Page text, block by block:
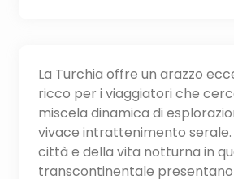
La Turchia offre un arazzo
ricco per i viaggiatori che
miscela dinamica di
vivace intrattenimento serale.
città e della vita notturna in
transcontinentale presentano